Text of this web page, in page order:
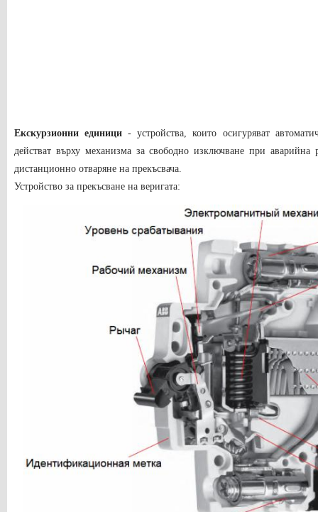
Екскурзионни единици - устройства, които осигуряват
действат върху механизма за свободно изключване при аварийна
дистанционно отваряне на прекъсвача.
Устройство за прекъсване на веригата: